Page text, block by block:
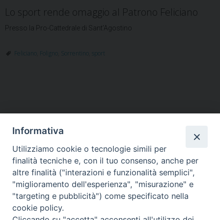
Lo sport rende omaggio al Patrono Feliciano
Presso la Pro-Cattedrale di Sant’Agostino
Feliciano Foligno Sorrentino sport
HOME VESCOVO ORARI MESSE
CURIA VESCOVILE
TUTELA MINORI
UFFICI PASTORALI PERSONE
VITA CONSACRATA
DOCUMENTI
CONTATTI
Copyright © 2018 Diocesi di Foligno /Curia . Piazza Mons. Faloci 3 - 06034
Informativa
Utilizziamo cookie o tecnologie simili per
finalità tecniche e, con il tuo consenso, anche per
altre finalità ("interazioni e funzionalità semplici",
"miglioramento dell'esperienza", "misurazione" e
"targeting e pubblicità") come specificato nella
cookie policy.